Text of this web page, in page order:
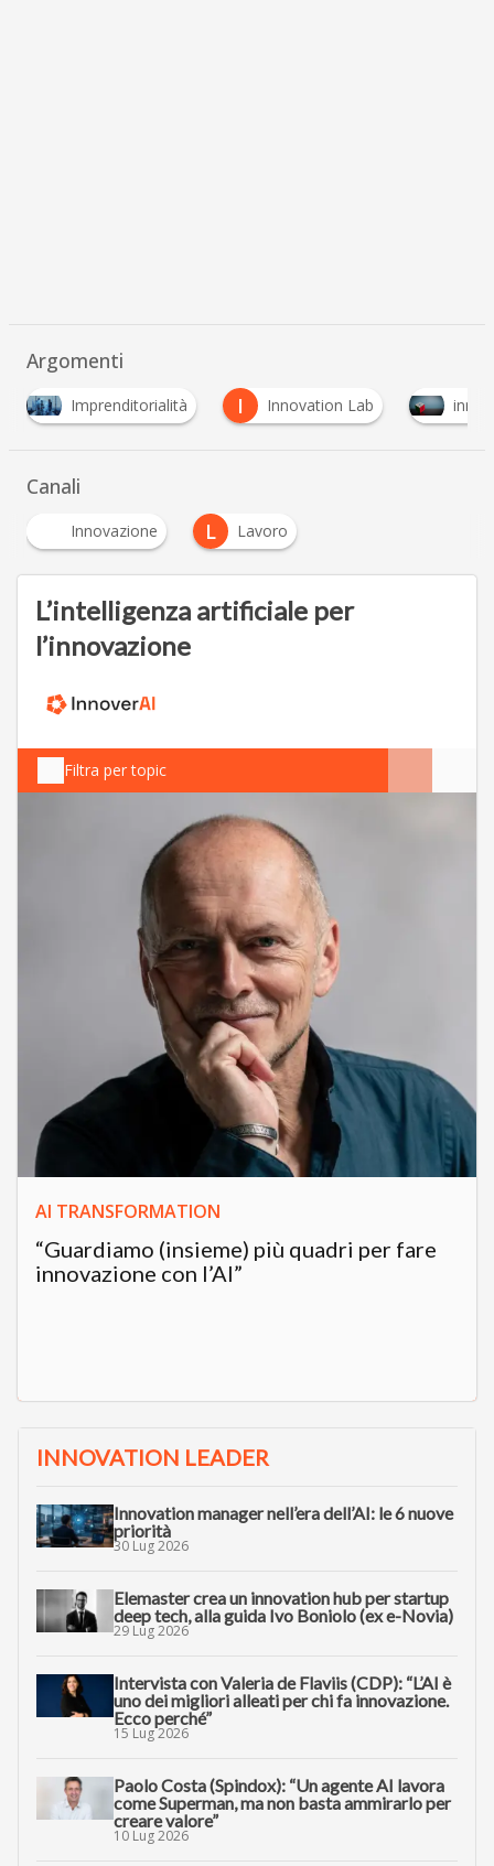
Argomenti
Imprenditorialità I Innovation Lab innovazione
Canali
Innovazione L Lavoro
L’intelligenza artificiale per
l’innovazione
Filtra per topic
AI TRANSFORMATION
“Guardiamo (insieme) più quadri per fare
innovazione con l’AI”
INNOVATION LEADER
Innovation manager nell’era dell’AI: le 6 nuove
priorità
30 Lug 2026
Elemaster crea un innovation hub per startup
deep tech, alla guida Ivo Boniolo (ex e-Novia)
29 Lug 2026
Intervista con Valeria de Flaviis (CDP): “L’AI è
uno dei migliori alleati per chi fa innovazione.
Ecco perché”
15 Lug 2026
Paolo Costa (Spindox): “Un agente AI lavora
come Superman, ma non basta ammirarlo per
creare valore”
10 Lug 2026